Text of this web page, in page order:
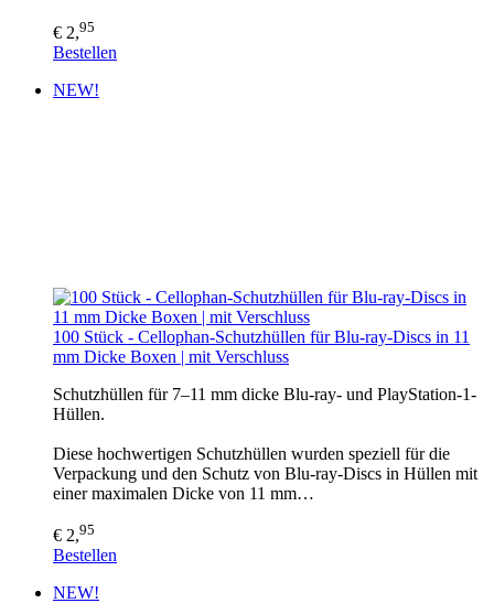
€ 2,95
Bestellen
NEW!
100 Stück - Cellophan-Schutzhüllen für Blu-ray-Discs in 11
mm Dicke Boxen | mit Verschluss
Schutzhüllen für 7–11 mm dicke Blu-ray- und PlayStation-1-
Hüllen.
Diese hochwertigen Schutzhüllen wurden speziell für die
Verpackung und den Schutz von Blu-ray-Discs in Hüllen mit
einer maximalen Dicke von 11 mm…
€ 2,95
Bestellen
NEW!